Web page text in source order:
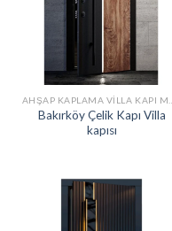
Bakırköy Çelik Kapı Villa
kapısı